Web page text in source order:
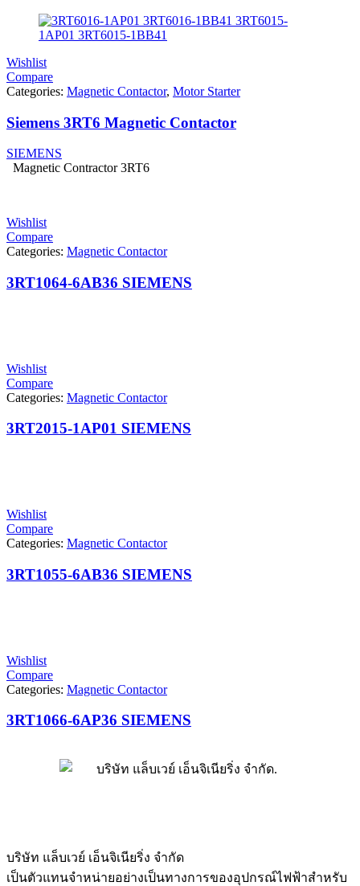
Wishlist
Compare
Categories: Magnetic Contactor, Motor Starter
Siemens 3RT6 Magnetic Contactor
SIEMENS
Magnetic Contractor 3RT6
Wishlist
Compare
Categories: Magnetic Contactor
3RT1064-6AB36 SIEMENS
Wishlist
Compare
Categories: Magnetic Contactor
3RT2015-1AP01 SIEMENS
Wishlist
Compare
Categories: Magnetic Contactor
3RT1055-6AB36 SIEMENS
Wishlist
Compare
Categories: Magnetic Contactor
3RT1066-6AP36 SIEMENS
บริษัท แล็บเวย์ เอ็นจิเนียริ่ง จำกัด
เป็นตัวแทนจำหน่ายอย่างเป็นทางการของอุปกรณ์ไฟฟ้าสำหรับ